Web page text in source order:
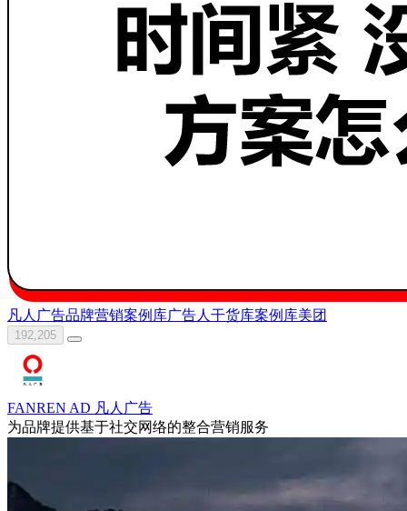
凡人广告品牌营销案例库广告人干货库案例库美团
192,205
FANREN AD 凡人广告
为品牌提供基于社交网络的整合营销服务